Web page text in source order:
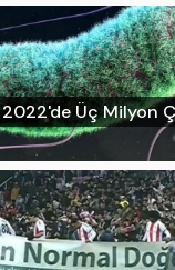
Üç Milyon